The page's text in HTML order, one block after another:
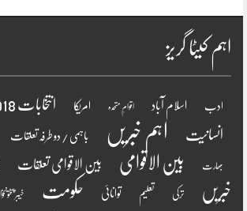
اہم کیٹا گریز
ادب اسلام آباد اقوامِ متحدہ امریکا انتخابات 2018ء
انسانیت اہم خبریں باہمی / دو طرفہ تعلقات
بھارت بین الاقوامی بین الاقوامی تعلقات
خبریں
ترکی تعلیم توانائی حکومت خیبر پختونخوا